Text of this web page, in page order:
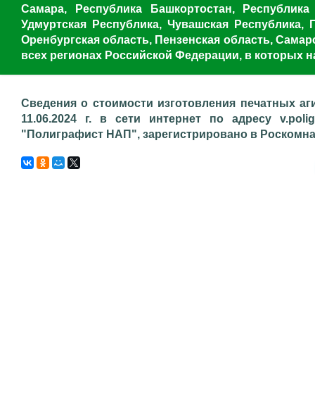
Самара, Республика Башкортостан,
Удмуртская Республика, Чувашская
Оренбургская область, Пензенская область,
всех регионах Российской Федерации, в которых
Сведения о стоимости изготовления печатных
11.06.2024 г. в сети интернет по адресу
"Полиграфист НАП", зарегистрировано в